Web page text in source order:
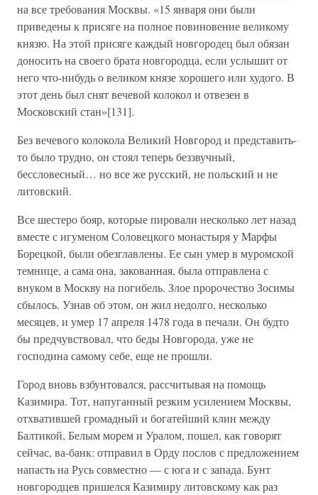
на все требования Москвы. «15 января они были
приведены к присяге на полное повиновение великому
князю. На этой присяге каждый новгородец был обязан
доносить на своего брата новгородца, если услышит от
него что-нибудь о великом князе хорошего или худого. В
этот день был снят вечевой колокол и отвезен в
Московский стан»[131].
Без вечевого колокола Великий Новгород и представить-
то было трудно, он стоял теперь беззвучный,
бессловесный… но все же русский, не польский и не
литовский.
Все шестеро бояр, которые пировали несколько лет назад
вместе с игуменом Соловецкого монастыря у Марфы
Борецкой, были обезглавлены. Ее сын умер в муромской
темнице, а сама она, закованная, была отправлена с
внуком в Москву на погибель. Злое пророчество Зосимы
сбылось. Узнав об этом, он жил недолго, несколько
месяцев, и умер 17 апреля 1478 года в печали. Он будто
бы предчувствовал, что беды Новгорода, уже не
господина самому себе, еще не прошли.
Город вновь взбунтовался, рассчитывая на помощь
Казимира. Тот, напуганный резким усилением Москвы,
отхватившей громадный и богатейший клин между
Балтикой, Белым морем и Уралом, пошел, как говорят
сейчас, ва-банк: отправил в Орду послов с предложением
напасть на Русь совместно — с юга и с запада. Бунт
новгородцев пришелся Казимиру литовскому как раз